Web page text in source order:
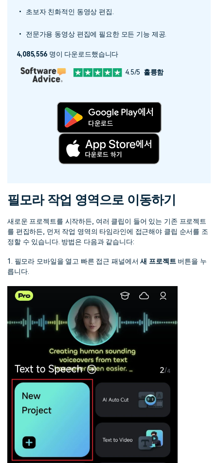
• 초보자 친화적인 동영상 편집.
• 전문가용 동영상 편집에 필요한 모든 기능 제공.
4,085,556명이 다운로드했습니다
4.5/5 훌륭함
필모라 작업 영역으로 이동하기
새로운 프로젝트를 시작하든, 여러 클립이 들어 있는 기존 프로젝트
를 편집하든, 먼저 작업 영역의 타임라인에 접근해야 클립 순서를 조
정할 수 있습니다. 방법은 다음과 같습니다:
1. 필모라 모바일을 열고 빠른 접근 패널에서새 프로젝트버튼을 누
릅니다.